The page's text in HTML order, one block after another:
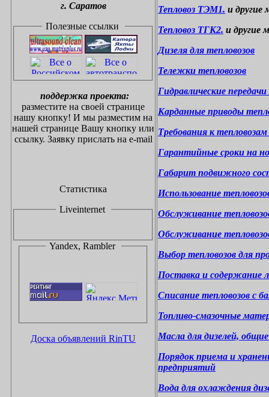
г. Саратов
Полезные ссылки
поддержка проекта:
разместите на своей странице
нашу кнопку! И мы разместим на
нашей странице Вашу кнопку или
ссылку. Заявку прислать на e-mail
Статистика
Liveinternet
Yandex, Rambler
Доска объявлений RinTU
Тепловоз ТЭМ1. и другие
Тепловоз ТГК2. и другие
Дизеля для тепловозов
Тележки тепловозов
Гидравлические
Карданные приводы
Требования к
Гарантийные сроки на
Габарит подвижного
Использование
Обслуживание
Обслуживание
Выбор тепловозов для
Поставка и содержание
Списание тепловозов с
Топливо-смазочные
Масла для дизелей,
Порядок приема и
предприятий
Вода для охлаждения